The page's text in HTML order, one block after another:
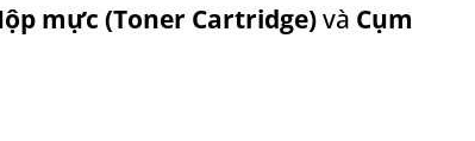
mực (Toner Cartridge)và Cụm